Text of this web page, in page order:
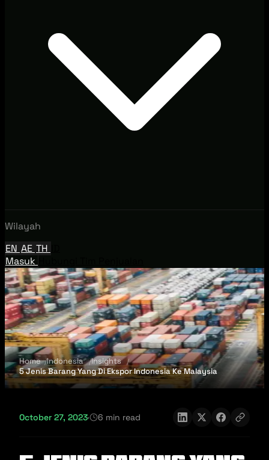
Wilayah
EN AE TH
Masuk
Home Indonesia
Insights
5 Jenis Barang Yang Di Ekspor Indonesia Ke Malaysia
October 27, 2023· 6 min read